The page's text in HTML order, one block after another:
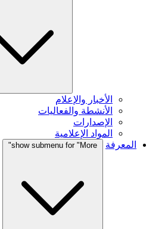
الأخبار والإعلام
الأنشطة والفعاليات
الإصدارات
المواد الإعلامية
المعرفة
show submenu for "More"